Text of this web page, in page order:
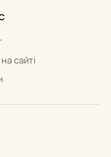
сайті